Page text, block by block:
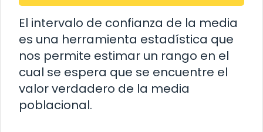
El intervalo de confianza de la media
es una herramienta estadística que
nos permite estimar un rango en el
cual se espera que se encuentre el
valor verdadero de la media
poblacional.